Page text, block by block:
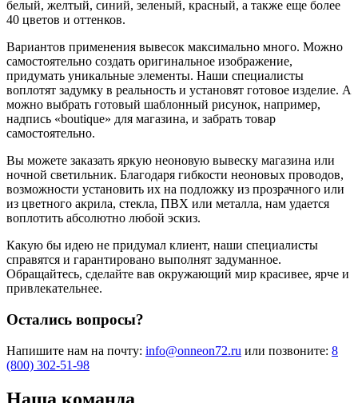
белый, желтый, синий, зеленый, красный, а также еще более
40 цветов и оттенков.
Вариантов применения вывесок максимально много. Можно
самостоятельно создать оригинальное изображение,
придумать уникальные элементы. Наши специалисты
воплотят задумку в реальность и установят готовое изделие. А
можно выбрать готовый шаблонный рисунок, например,
надпись «boutique» для магазина, и забрать товар
самостоятельно.
Вы можете заказать яркую неоновую вывеску магазина или
ночной светильник. Благодаря гибкости неоновых проводов,
возможности установить их на подложку из прозрачного или
из цветного акрила, стекла, ПВХ или металла, нам удается
воплотить абсолютно любой эскиз.
Какую бы идею не придумал клиент, наши специалисты
справятся и гарантировано выполнят задуманное.
Обращайтесь, сделайте вав окружающий мир красивее, ярче и
привлекательнее.
Остались вопросы?
Напишите нам на почту: info@onneon72.ru или позвоните: 8
(800) 302-51-98
Наша команда